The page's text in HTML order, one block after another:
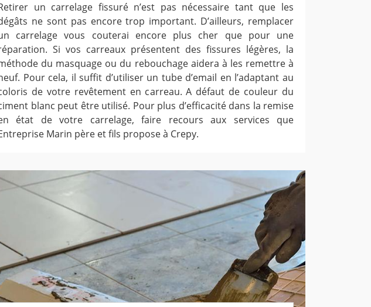
un carrelage fissuré n’est pas nécessaire tant que les
ne sont pas encore trop important. D’ailleurs, remplacer
carrelage vous couterai encore plus cher que pour une
Si vos carreaux présentent des fissures légères, la
du masquage ou du rebouchage aidera à les remettre à
Pour cela, il suffit d’utiliser un tube d’email en l’adaptant au
de votre revêtement en carreau. A défaut de couleur du
blanc peut être utilisé. Pour plus d’efficacité dans la remise
état de votre carrelage, faire recours aux services que
Marin père et fils propose à Crepy.